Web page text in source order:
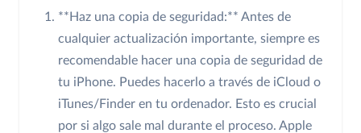
**Haz una copia de seguridad:** Antes de
cualquier actualización importante, siempre es
recomendable hacer una copia de seguridad de
tu iPhone. Puedes hacerlo a través de iCloud o
iTunes/Finder en tu ordenador. Esto es crucial
por si algo sale mal durante el proceso. Apple